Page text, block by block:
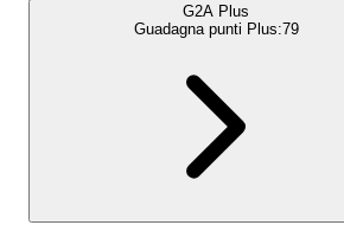
G2A Plus
Guadagna punti Plus:79